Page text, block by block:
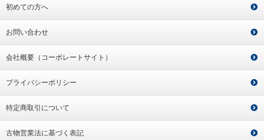
初めての方へ
お問い合わせ
会社概要（コーポレートサイト）
プライバシーポリシー
特定商取引について
古物営業法に基づく表記